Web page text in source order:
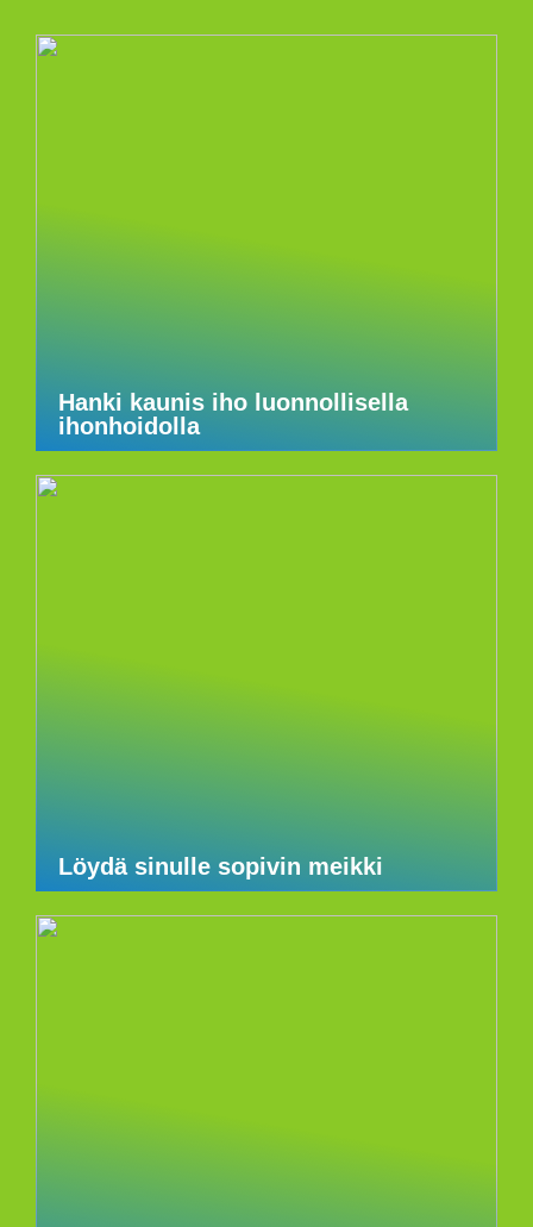
Hanki kaunis iho luonnollisella
ihonhoidolla
Löydä sinulle sopivin meikki